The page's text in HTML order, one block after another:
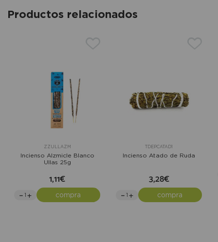
Productos relacionados
ZZULLAZM
Incienso Alzmicle Blanco
Ullas 25g
1,11€
compra
TDEPCATAD1
Incienso Atado de Ruda
3,28€
compra